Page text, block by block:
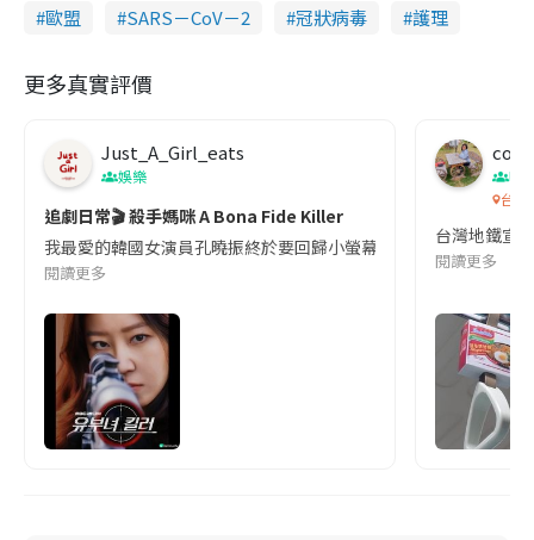
歐盟
SARS－CoV－2 冠狀病毒 護理
更多真實評價
Just_A_Girl_eats
娛樂
追劇日常🎬 殺手媽咪 A Bona Fide Killer
我最愛的韓國女演員孔曉振終於要回歸小螢幕啦!這次的劇本改編
閱讀更多
co
吹
台灣
台灣地鐵宣
閱讀更多